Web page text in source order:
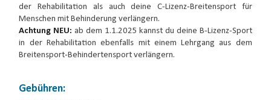
der Rehabilitation als auch deine C-Lizenz-Breitensport für
Menschen mit Behinderung verlängern.
Achtung NEU: ab dem 1.1.2025 kannst du deine B-Lizenz-Sport
in der Rehabilitation ebenfalls mit einem Lehrgang aus dem
Breitensport-Behindertensport verlängern.
Gebühren: